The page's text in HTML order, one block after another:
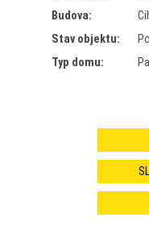
Budova:
Stav objektu:
Typ domu: